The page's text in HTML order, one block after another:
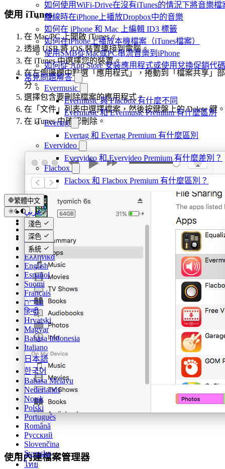
如何使用WiFi-Drive在沒有iTunes的情況下將音樂檔
離線時在iPhone上播放Dropbox中的音樂
如何在 iPhone 和 Mac 上編輯 ID3 標籤
如何在iPhone上播放本機檔案（iTunes檔案）
使用SMB從Mac或PC串流音樂到iPhone
如何從 App Store 安裝應用程式或使用兌換促銷代
常見問題解答
Evermusic
Evermusic 與 Flacbox 有什麼不同
Evermusic 和 Evermusic Premium 有什麼區別
Evertag
Evertag 和 Evertag Premium 有什麼區別
Evervideo
Evervideo 和 Evervideo Premium 有什麼差別？
Flacbox
Flacbox 和 Flacbox Premium 有什麼區別？
繁體中文
عربي
Català
Čeština
Dansk
Deutsch
Ελληνικά
English
Español
Suomi
Français
עברית
हिन्दी
Hrvatski
Magyar
Bahasa Indonesia
Italiano
日本語
한국어
Bahasa Melayu
Nederlands
Norsk
Polski
Português
Română
Русский
Slovenčina
Svenska
ไทย
淺色
深色
系統
使用 iTunes
在 Mac/PC 上開啟 iTunes。
透過 USB 將 iOS 裝置連接到電腦。
在 iTunes 中選擇您的裝置。
在左側邊欄中點選「應用程式」，捲動到「檔案共享」部
分。
選擇包含要刪除檔案的應用程式。
在「文件」列表中選擇檔案，然後按鍵盤上的 Delete 鍵。
在 iTunes 中確認刪除。
使用內建檔案管理器